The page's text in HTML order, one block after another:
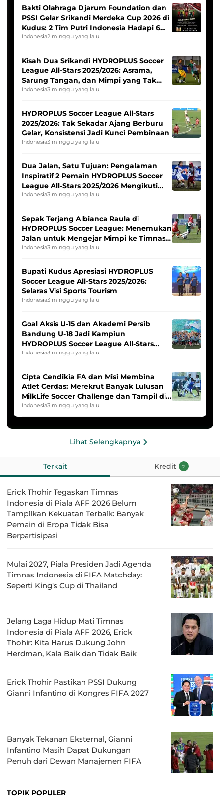
Bakti Olahraga Djarum Foundation dan
PSSI Gelar Srikandi Merdeka Cup 2026 di
Kudus: 2 Tim Putri Indonesia Hadapi 6
Tim Asia
Indonesia2 minggu yang lalu
Kisah Dua Srikandi HYDROPLUS Soccer
League All-Stars 2025/2026: Asrama,
Sarung Tangan, dan Mimpi yang Tak
Pernah Padam
Indonesia3 minggu yang lalu
HYDROPLUS Soccer League All-Stars
2025/2026: Tak Sekadar Ajang Berburu
Gelar, Konsistensi Jadi Kunci Pembinaan
Indonesia3 minggu yang lalu
Dua Jalan, Satu Tujuan: Pengalaman
Inspiratif 2 Pemain HYDROPLUS Soccer
League All-Stars 2025/2026 Mengikuti
Seleksi Timnas Indonesia Putri
Indonesia3 minggu yang lalu
Sepak Terjang Albianca Raula di
HYDROPLUS Soccer League: Menemukan
Jalan untuk Mengejar Mimpi ke Timnas
Indonesia Putri
Indonesia3 minggu yang lalu
Bupati Kudus Apresiasi HYDROPLUS
Soccer League All-Stars 2025/2026:
Selaras Visi Sports Tourism
Indonesia3 minggu yang lalu
Goal Aksis U-15 dan Akademi Persib
Bandung U-18 Jadi Kampiun
HYDROPLUS Soccer League All-Stars
2025/2026
Indonesia3 minggu yang lalu
Cipta Cendikia FA dan Misi Membina
Atlet Cerdas: Merekrut Banyak Lulusan
MilkLife Soccer Challenge dan Tampil di
HYDROPLUS Soccer League
Indonesia3 minggu yang lalu
Lihat Selengkapnya
Terkait Kredit 2
Erick Thohir Tegaskan Timnas
Indonesia di Piala AFF 2026 Belum
Tampilkan Kekuatan Terbaik: Banyak
Pemain di Eropa Tidak Bisa
Berpartisipasi
Mulai 2027, Piala Presiden Jadi Agenda
Timnas Indonesia di FIFA Matchday:
Seperti King's Cup di Thailand
Jelang Laga Hidup Mati Timnas
Indonesia di Piala AFF 2026, Erick
Thohir: Kita Harus Dukung John
Herdman, Kala Baik dan Tidak Baik
Erick Thohir Pastikan PSSI Dukung
Gianni Infantino di Kongres FIFA 2027
Banyak Tekanan Eksternal, Gianni
Infantino Masih Dapat Dukungan
Penuh dari Dewan Manajemen FIFA
TOPIK POPULER